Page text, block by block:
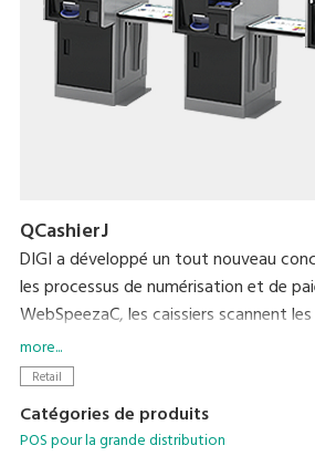
QCashierJ
DIGI a développé un tout nouveau
les processus de numérisation et de
WebSpeezaC, les caissiers scannent
réductions. Avec QCashier, les
paiements eux-mêmes. Laisser la
caisse d’environ 160% (mesure DIGI).
more...
Retail
Catégories de produits
POS pour la grande distribution